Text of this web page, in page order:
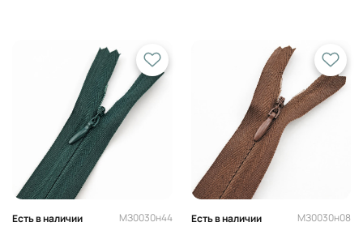
Есть в наличии МЗ0030н44 Есть в наличии МЗ0030н08